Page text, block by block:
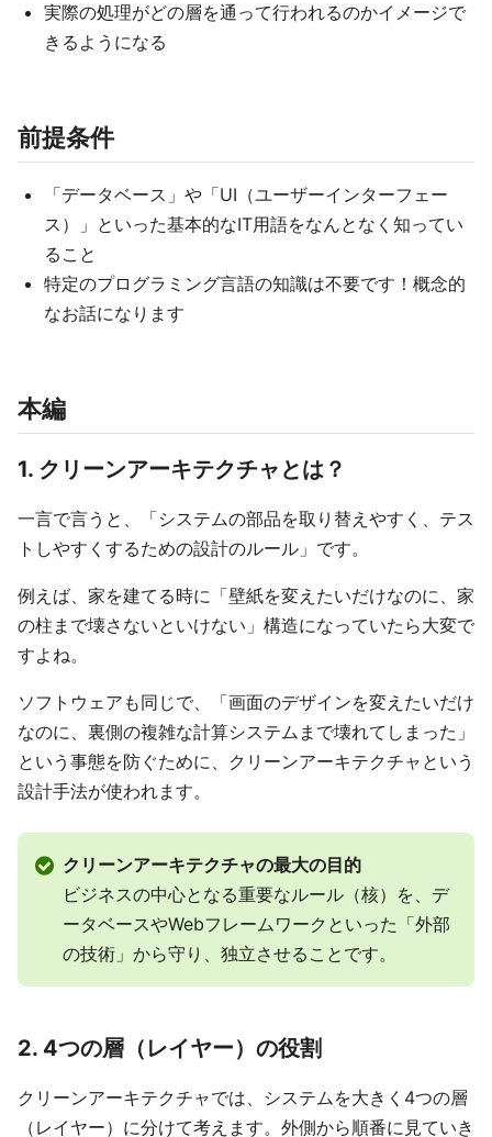
実際の処理がどの層を通って行われるのかイメージで
きるようになる
前提条件
「データベース」や「UI（ユーザーインターフェー
ス）」といった基本的なIT用語をなんとなく知ってい
ること
特定のプログラミング言語の知識は不要です！概念的
なお話になります
本編
1. クリーンアーキテクチャとは？
一言で言うと、「システムの部品を取り替えやすく、テス
トしやすくするための設計のルール」です。
例えば、家を建てる時に「壁紙を変えたいだけなのに、家
の柱まで壊さないといけない」構造になっていたら大変で
すよね。
ソフトウェアも同じで、「画面のデザインを変えたいだけ
なのに、裏側の複雑な計算システムまで壊れてしまった」
という事態を防ぐために、クリーンアーキテクチャという
設計手法が使われます。
クリーンアーキテクチャの最大の目的
ビジネスの中心となる重要なルール（核）を、デ
ータベースやWebフレームワークといった「外部
の技術」から守り、独立させることです。
2. 4つの層（レイヤー）の役割
クリーンアーキテクチャでは、システムを大きく4つの層
（レイヤー）に分けて考えます。外側から順番に見ていき